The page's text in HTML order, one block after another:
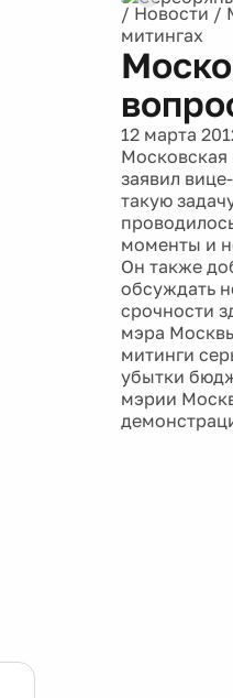
/ Новости /
митингах
12 марта
Московская
заявил
такую
моменты и
Он также
обсуждать
срочности
мэра
митинги
убытки
мэрии